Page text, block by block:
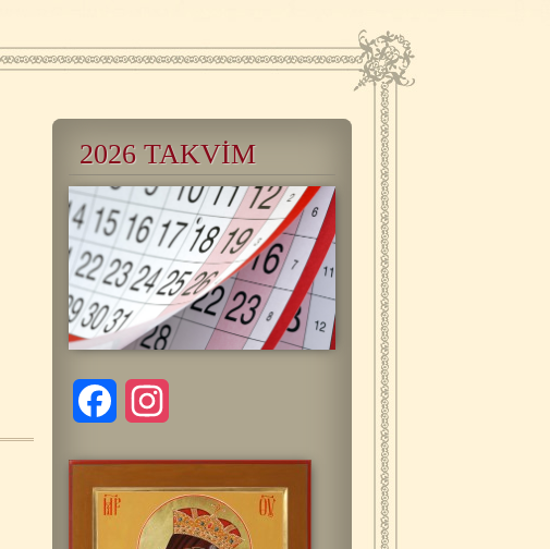
2026 TAKVİM
Facebook